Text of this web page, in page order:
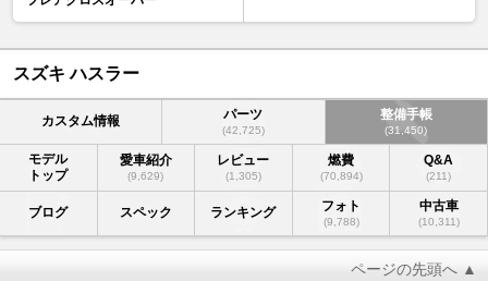
スズキ ハスラー
カスタム情報 パーツ
(42,725)
整備手帳
(31,450)
モデル
トップ
愛車紹介
(9,629)
レビュー
(1,305)
燃費
(70,894)
Q&A
(211)
ブログ スペック ランキング フォト
(9,788)
中古車
(10,311)
ページの先頭へ ▲